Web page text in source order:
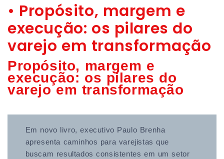
• Propósito, margem e
execução: os pilares do
varejo em transformação
Propósito, margem e
execução: os pilares do
varejo em transformação
Em novo livro, executivo Paulo Brenha
apresenta caminhos para varejistas que
buscam resultados consistentes em um setor